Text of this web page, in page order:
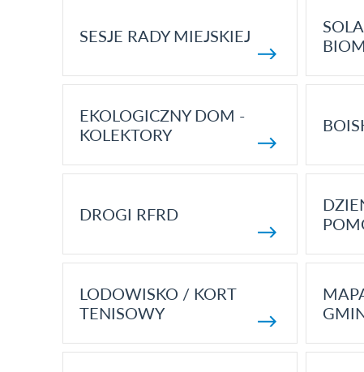
SESJE RADY MIEJSKIEJ
EKOLOGICZNY DOM -
KOLEKTORY
DROGI RFRD
LODOWISKO / KORT
TENISOWY